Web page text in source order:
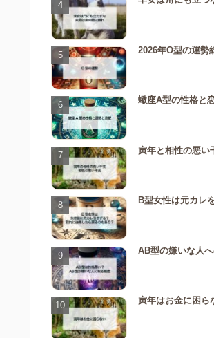
2026年O型の運勢
蠍座A型の性格と
寅年と相性の悪い
B型女性は元カレ
AB型の嫌いな人
寅年はお金に困ら